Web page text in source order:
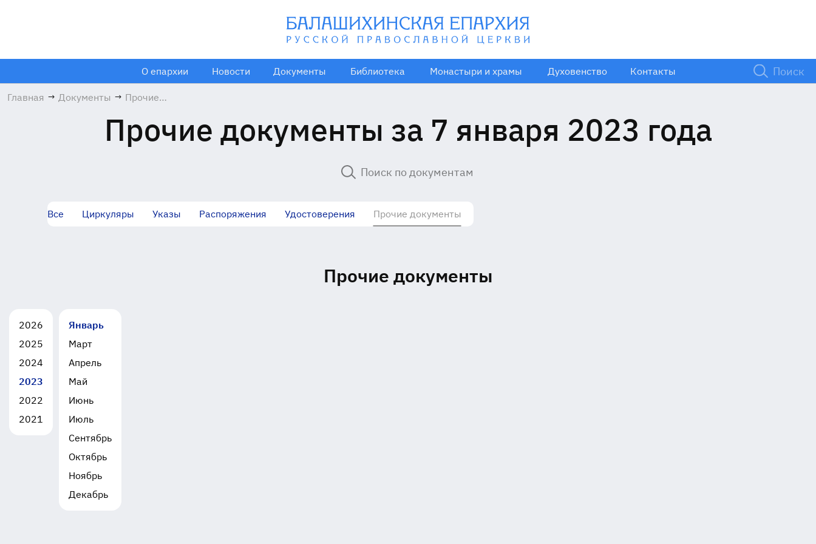
О епархии Новости Документы Библиотека Монастыри и храмы Духовенство Контакты
Главная → Документы → Прочие
Прочие документы за 7 января 2023 года
Все Циркуляры Указы Распоряжения Удостоверения Прочие документы
Прочие документы
2026
2025
2024
2023
2022
2021
Январь
Март
Апрель
Май
Июнь
Июль
Сентябрь
Октябрь
Ноябрь
Декабрь